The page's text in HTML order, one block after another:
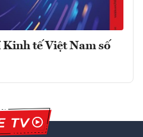
tế Việt Nam số